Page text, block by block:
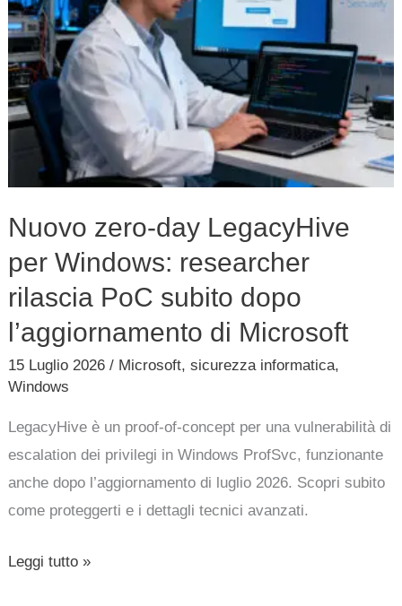
Nuovo zero-day LegacyHive
per Windows: researcher
rilascia PoC subito dopo
l’aggiornamento di Microsoft
15 Luglio 2026/ Microsoft,sicurezza informatica,
Windows
LegacyHive è un proof-of-concept per una vulnerabilità di
escalation dei privilegi in Windows ProfSvc, funzionante
anche dopo l’aggiornamento di luglio 2026. Scopri subito
come proteggerti e i dettagli tecnici avanzati.
rilascia
PoC
subito
dopo
l’aggiornamento
Microsoft
Leggi tutto »